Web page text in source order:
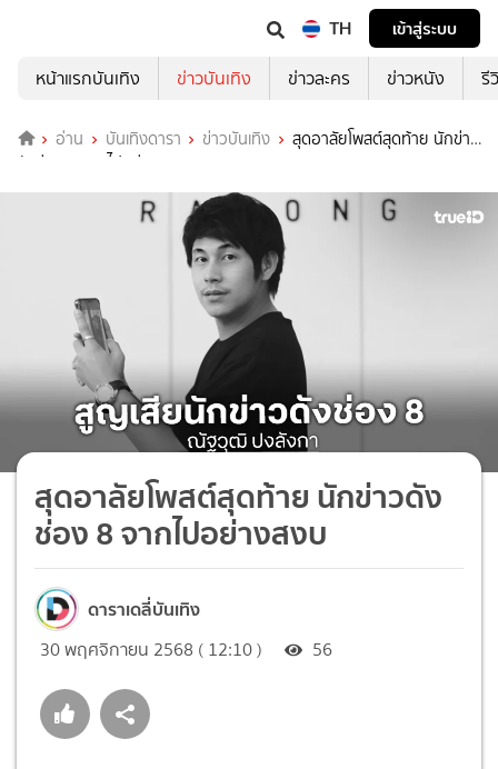
TH
เข้าสู่ระบบ
หน้าแรกบันเทิง
ข่าวบันเทิง ข่าวละคร ข่าวหนัง รี
อ่าน บันเทิงดารา ข่าวบันเทิง
สุดอาลัยโพสต์สุดท้าย นักข่าว
ดังช่อง 8 จากไปอย่างสงบ
สุดอาลัยโพสต์สุดท้าย นักข่าวดัง
ช่อง 8 จากไปอย่างสงบ
ดาราเดลี่บันเทิง
30 พฤศจิกายน 2568 ( 12:10 ) 56